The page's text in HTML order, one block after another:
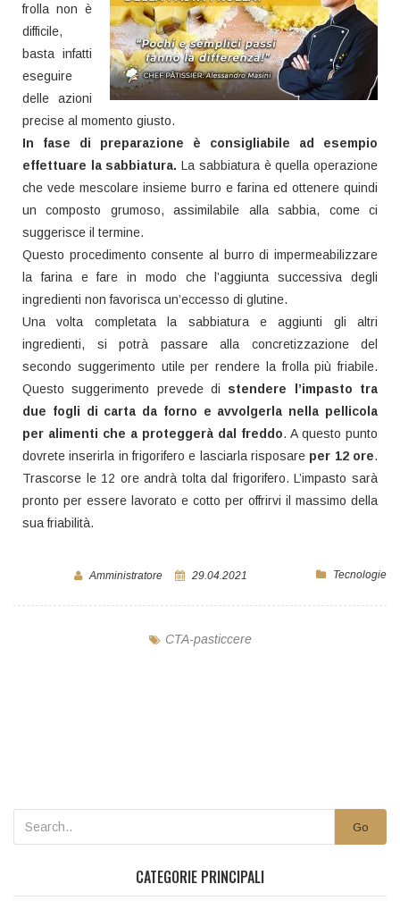
frolla non è
difficile,
basta infatti
eseguire
delle azioni
precise al momento giusto.
In fase di preparazione è consigliabile ad esempio
effettuare la sabbiatura. La sabbiatura è quella operazione
che vede mescolare insieme burro e farina ed ottenere quindi
un composto grumoso, assimilabile alla sabbia, come ci
suggerisce il termine.
Questo procedimento consente al burro di impermeabilizzare
la farina e fare in modo che l’aggiunta successiva degli
ingredienti non favorisca un’eccesso di glutine.
Una volta completata la sabbiatura e aggiunti gli altri
ingredienti, si potrà passare alla concretizzazione del
secondo suggerimento utile per rendere la frolla più friabile.
Questo suggerimento prevede di stendere l’impasto tra
due fogli di carta da forno e avvolgerla nella pellicola
per alimenti che a proteggerà dal freddo. A questo punto
dovrete inserirla in frigorifero e lasciarla risposare per 12 ore.
Trascorse le 12 ore andrà tolta dal frigorifero. L’impasto sarà
pronto per essere lavorato e cotto per offrirvi il massimo della
sua friabilità.
Amministratore 29.04.2021 Tecnologie
CTA-pasticcere
Go
CATEGORIE PRINCIPALI